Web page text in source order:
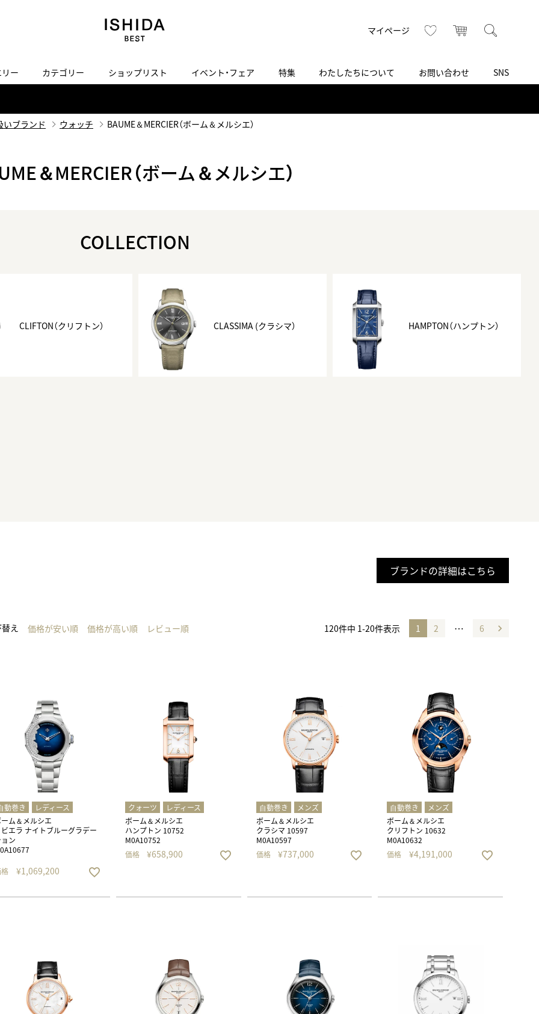
マイページ お気に入りカート
正規取り扱いブランド一覧はこちら
買取り・下取り・委託サービスについて
検索
ヴィンテージブランド一覧はこちら
ー カテゴリー
ヴィンテージブランド
ISHIDA SPECIAL EDITION
ISHIDA いいモノ Selection
ショップリスト
ISHIDA表参道 ISHIDA N43°（札幌）
Luxury Time Lounge
ヒューリックスクエア札幌
ショップリスト一覧はこちら
イベント・フェア 特集 わたしたちについて
採用情報
お問い合わせ SNS
BLOG INSTAGRAM
いブランド ウォッチ BAUME＆MERCIER（ボーム＆メルシエ）
＆MERCIER（ボーム＆メルシエ）
COLLECTION
CLIFTON（クリフトン） CLASSIMA (クラシマ） HAMPTON（ハンプトン）
ブランドの詳細はこちら
え 価格が安い順 価格が高い順 レビュー順 120件中 1-20件表示 1 2 … 6
動巻き
レディース
ム＆メルシエ
エラ ナイトブルーグラデー
ン
¥1,069,200
クォーツ
レディース
ボーム＆メルシエ
ハンプトン 10752
M0A10752
価格
¥658,900
⾃動巻き
メンズ
ボーム＆メルシエ
クラシマ 10597
M0A10597
価格
¥737,000
⾃動巻き
メンズ
ボーム＆メルシエ
クリフトン 10632
M0A10632
価格
¥4,191,000
へ